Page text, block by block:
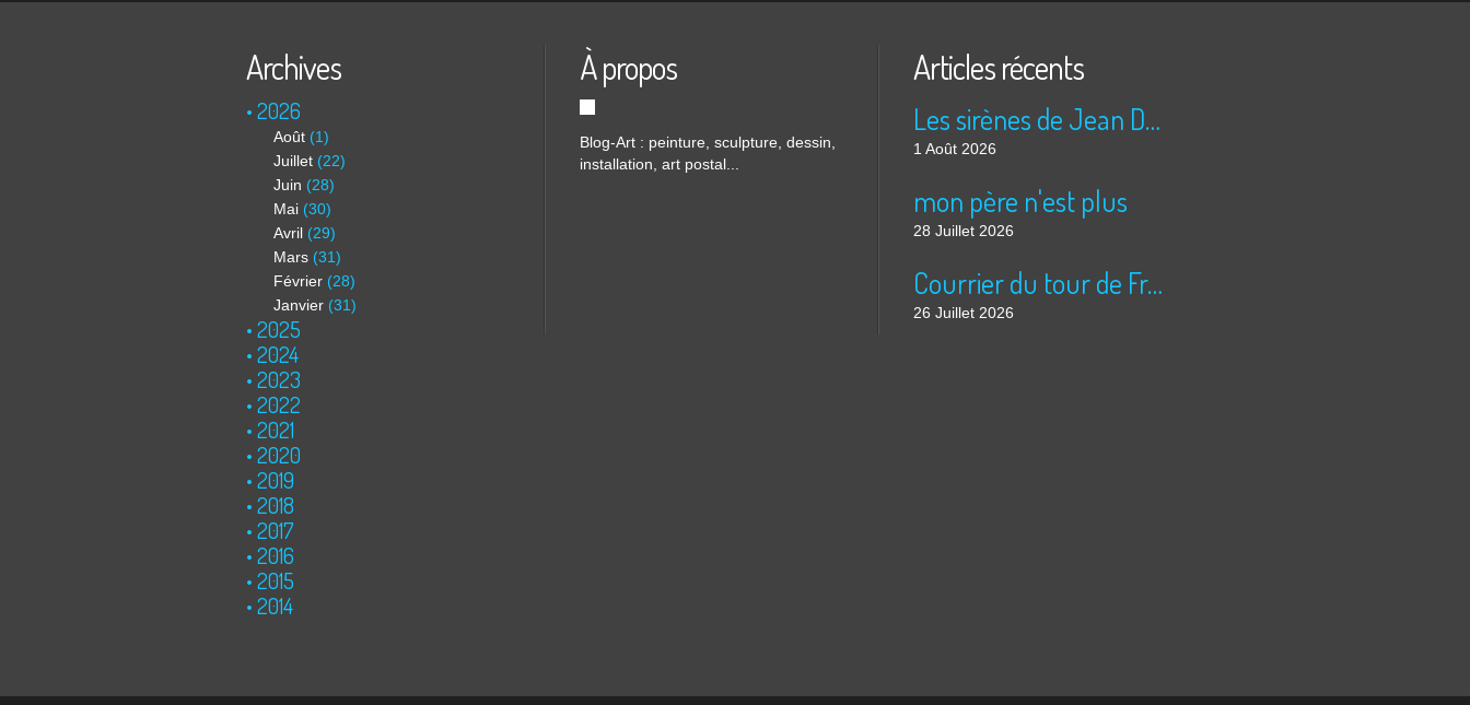
Archives
2026
Août (1)
Juillet (22)
Juin (28)
Mai (30)
Avril (29)
Mars (31)
Février (28)
Janvier (31)
2025
2024
2023
2022
2021
2020
2019
2018
2017
2016
2015
2014
À propos
Blog-Art : peinture, sculpture, dessin,
installation, art postal...
Articles récents
Les sirènes de Jean Duranel
1 Août 2026
mon père n'est plus
28 Juillet 2026
Courrier du tour de France
26 Juillet 2026